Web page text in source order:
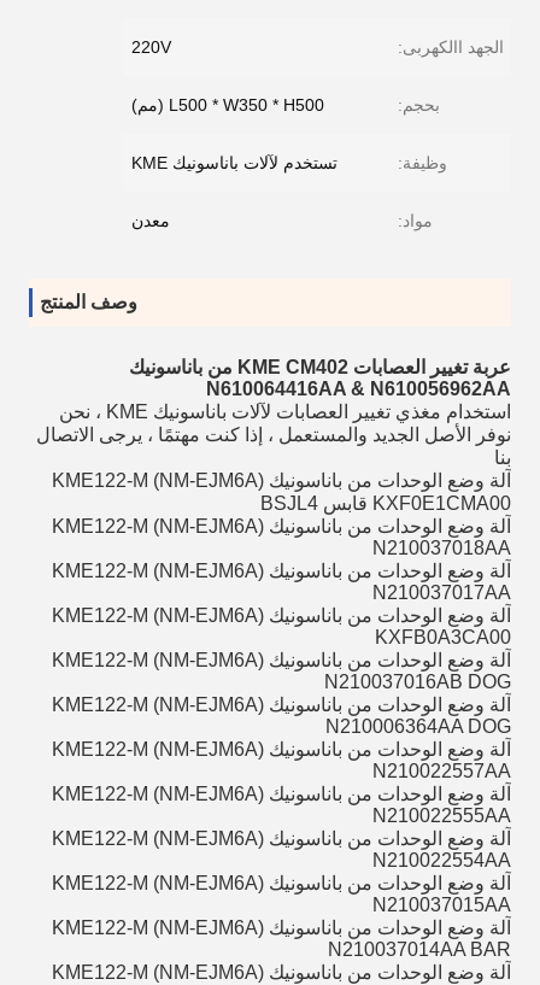
الجهد االكهربى: 220V
بحجم: L500 * W350 * H500 (مم)
وظيفة: تستخدم لآلات باناسونيك KME
مواد: معدن
وصف المنتج
عربة تغيير العصابات KME CM402 من باناسونيك
N610064416AA & N610056962AA
استخدام مغذي تغيير العصابات لآلات باناسونيك KME ، نحن
نوفر الأصل الجديد والمستعمل ، إذا كنت مهتمًا ، يرجى الاتصال
بنا
آلة وضع الوحدات من باناسونيك KME122-M (NM-EJM6A)
KXF0E1CMA00 قابس BSJL4
آلة وضع الوحدات من باناسونيك KME122-M (NM-EJM6A)
N210037018AA
آلة وضع الوحدات من باناسونيك KME122-M (NM-EJM6A)
N210037017AA
آلة وضع الوحدات من باناسونيك KME122-M (NM-EJM6A)
KXFB0A3CA00
آلة وضع الوحدات من باناسونيك KME122-M (NM-EJM6A)
N210037016AB DOG
آلة وضع الوحدات من باناسونيك KME122-M (NM-EJM6A)
N210006364AA DOG
آلة وضع الوحدات من باناسونيك KME122-M (NM-EJM6A)
N210022557AA
آلة وضع الوحدات من باناسونيك KME122-M (NM-EJM6A)
N210022555AA
آلة وضع الوحدات من باناسونيك KME122-M (NM-EJM6A)
N210022554AA
آلة وضع الوحدات من باناسونيك KME122-M (NM-EJM6A)
N210037015AA
آلة وضع الوحدات من باناسونيك KME122-M (NM-EJM6A)
N210037014AA BAR
آلة وضع الوحدات من باناسونيك KME122-M (NM-EJM6A)